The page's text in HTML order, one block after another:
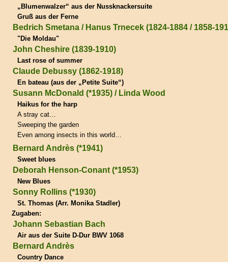
„Blumenwalzer“ aus der Nussknackersuite
Gruß aus der Ferne
Bedrich Smetana / Hanus Trnecek (1824-1884 / 1858-
"Die Moldau"
John Cheshire (1839-1910)
Last rose of summer
Claude Debussy (1862-1918)
En bateau (aus der „Petite Suite“)
Susann McDonald (*1935) / Linda Wood
Haikus for the harp
A stray cat…
Sweeping the garden
Even among insects in this world…
Bernard Andrès (*1941)
Sweet blues
Deborah Henson-Conant (*1953)
New Blues
Sonny Rollins (*1930)
St. Thomas (Arr. Monika Stadler)
Zugaben:
Johann Sebastian Bach
Air aus der Suite D-Dur BWV 1068
Bernard Andrès
Country Dance